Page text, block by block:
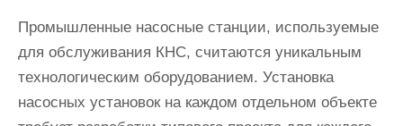
Промышленные насосные станции, используемые
для обслуживания КНС, считаются уникальным
технологическим оборудованием. Установка
насосных установок на каждом отдельном объекте